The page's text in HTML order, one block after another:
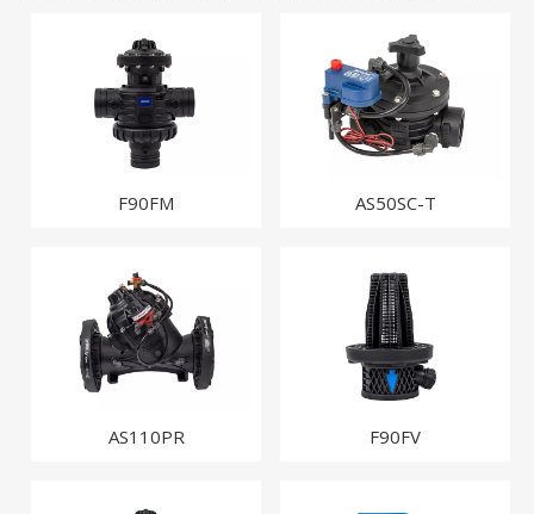
F90FM AS50SC-T
AS110PR F90FV